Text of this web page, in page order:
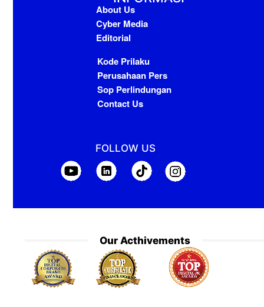
About Us
Cyber Media
Editorial
Kode Prilaku
Perusahaan Pers
Sop Perlindungan
Contact Us
FOLLOW US
Our Acthivements